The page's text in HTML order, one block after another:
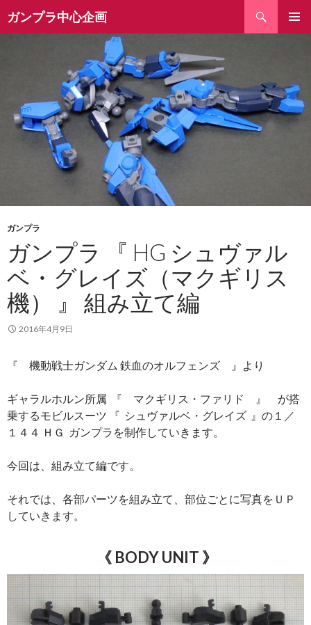
ガンプラ中心企画
索
ス
ガンプラ
ガンプラ 『 HG シュヴァル
ベ・グレイズ（マクギリス
機） 』 組み立て編
2016年4月9日
『 機動戦士ガンダム 鉄血のオルフェンズ 』より
ギャラルホルン所属 『 マクギリス・ファリド 』 が搭
乗するモビルスーツ 『 シュヴァルベ・グレイズ 』の１／
１４４ ＨＧ ガンプラを制作していきます。
今回は、組み立て編です。
それでは、各部パーツを組み立て、部位ごとに写真をＵＰ
していきます。
《 BODY UNIT 》